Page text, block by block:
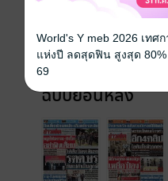
ราคาปก
ฉบับย้อนหลัง
World's Y meb 2026 เท
แห่งปี ลดสุดฟิน สูงสุด
69